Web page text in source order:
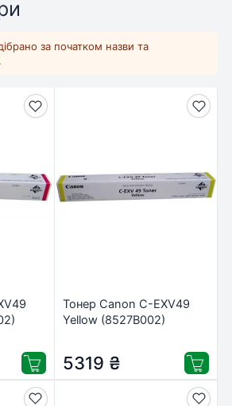
за початком назви та
Тонер Canon C-EXV49
Yellow (8527B002)
5319 ₴